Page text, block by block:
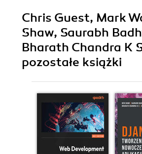
Chris Guest, Mark
Shaw, Saurabh
Bharath Chandra K
pozostałe książki